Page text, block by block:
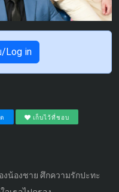
Log in
เก็บไว้ที่ชอบ
น้องชาย ศึกความรักปะทะ